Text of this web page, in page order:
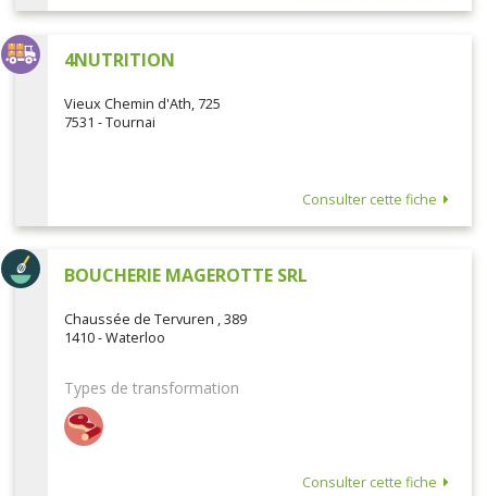
4NUTRITION
Vieux Chemin d'Ath, 725
7531 - Tournai
Consulter cette fiche
BOUCHERIE MAGEROTTE SRL
Chaussée de Tervuren , 389
1410 - Waterloo
Types de transformation
Consulter cette fiche